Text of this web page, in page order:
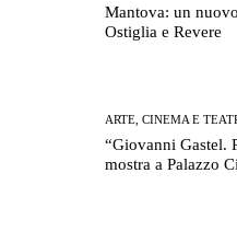
Mantova: un
Ostiglia e Revere
ARTE, CINEMA E
“Giovanni Gastel.
mostra a Palazzo